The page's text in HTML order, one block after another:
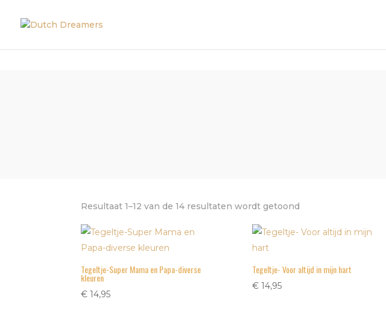
Resultaat 1–12 van de 14 resultaten wordt getoond
populariteit
Tegeltje-Super Mama en Papa-diverse
kleuren
€ 14,95
Tegeltje- Voor altijd in mijn hart
€14,95